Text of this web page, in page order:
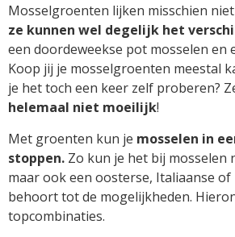
Mosselgroenten lijken misschien
ze kunnen wel degelijk het
een doordeweekse pot mosselen en
Koop jij je mosselgroenten meestal
je het toch een keer zelf proberen?
helemaal niet moeilijk!
Met groenten kun je mosselen in
stoppen. Zo kun je het bij mosselen
maar ook een oosterse, Italiaanse
behoort tot de mogelijkheden.
topcombinaties.